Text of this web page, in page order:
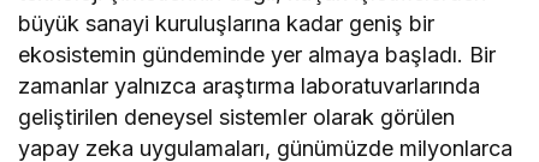
büyük sanayi kuruluşlarına kadar geniş bir
ekosistemin gündeminde yer almaya başladı. Bir
zamanlar yalnızca araştırma laboratuvarlarında
geliştirilen deneysel sistemler olarak görülen
yapay zeka uygulamaları, günümüzde milyonlarca